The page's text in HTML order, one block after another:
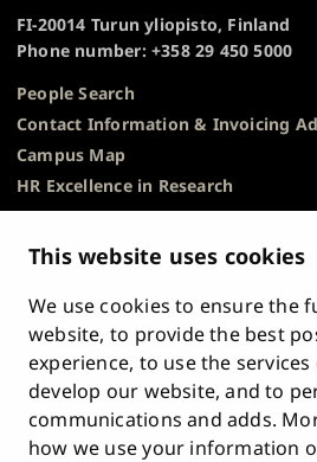
This website uses cookies
We use cookies to ensure the
website, to provide the best
experience, to use the
develop our website, and to
communications and adds.
how we use your information
FI-20014 Turun yliopisto, Finland
Phone number: +358 29 450 5000
People Search
Contact Information & Invoicing
Campus Map
HR Excellence in Research
Privacy Notice
Description of Document Publicity
Whistleblowing
Accessibility Statement
Feedback
Intranet & Online Tools
Cookie Settings